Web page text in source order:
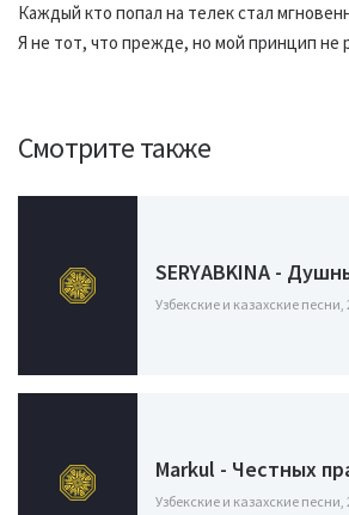
Каждый кто попал на телек стал
Я не тот, что прежде, но мой принцип не
Смотрите также
SERYABKINA -
Узбекские и казахские песни,
Markul - Честных
Узбекские и казахские песни,